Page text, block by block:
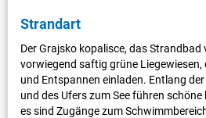
Strandart
Der Grajsko kopalisce, das Strandbad
vorwiegend saftig grüne Liegewiesen,
und Entspannen einladen. Entlang
und des Ufers zum See führen
es sind Zugänge zum